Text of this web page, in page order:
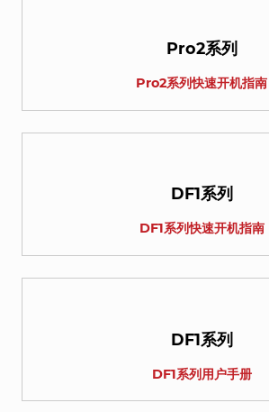
Pro2系列
Pro2系列快速开机指南
DF1系列
DF1系列快速开机指南
DF1系列
DF1系列用户手册